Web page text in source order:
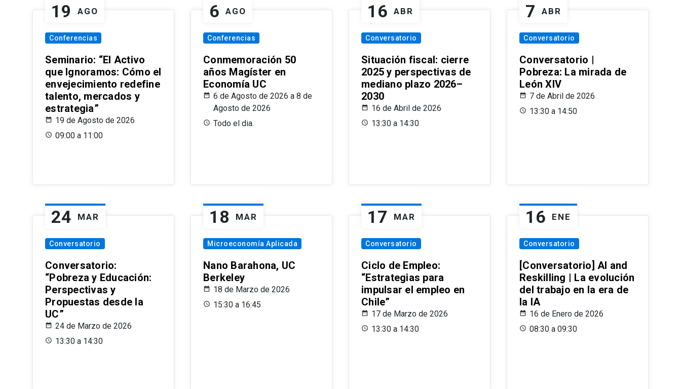
19 AGO
Conferencias
Seminario: “El Activo
que Ignoramos: Cómo el
envejecimiento redefine
talento, mercados y
estrategia”
19 de Agosto de 2026
09:00 a 11:00
6 AGO
Conferencias
Conmemoración 50
años Magíster en
Economía UC
6 de Agosto de 2026 a 8 de
Agosto de 2026
Todo el dia.
16 ABR
Conversatorio
Situación fiscal: cierre
2025 y perspectivas de
mediano plazo 2026–
2030
16 de Abril de 2026
13:30 a 14:30
7 ABR
Conversatorio
Conversatorio |
Pobreza: La mirada de
León XIV
7 de Abril de 2026
13:30 a 14:50
24 MAR
Conversatorio
Conversatorio:
“Pobreza y Educación:
Perspectivas y
Propuestas desde la
UC”
24 de Marzo de 2026
13:30 a 14:30
18 MAR
Microeconomía Aplicada
Nano Barahona, UC
Berkeley
18 de Marzo de 2026
15:30 a 16:45
17 MAR
Conversatorio
Ciclo de Empleo:
“Estrategias para
impulsar el empleo en
Chile”
17 de Marzo de 2026
13:30 a 14:30
16 ENE
Conversatorio
[Conversatorio] AI and
Reskilling | La evolución
del trabajo en la era de
la IA
16 de Enero de 2026
08:30 a 09:30